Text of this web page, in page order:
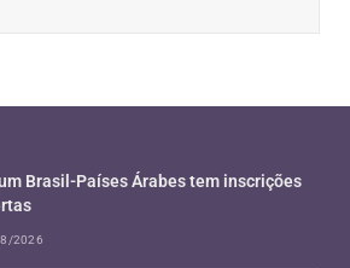
Brasil-Países Árabes tem inscrições
2026